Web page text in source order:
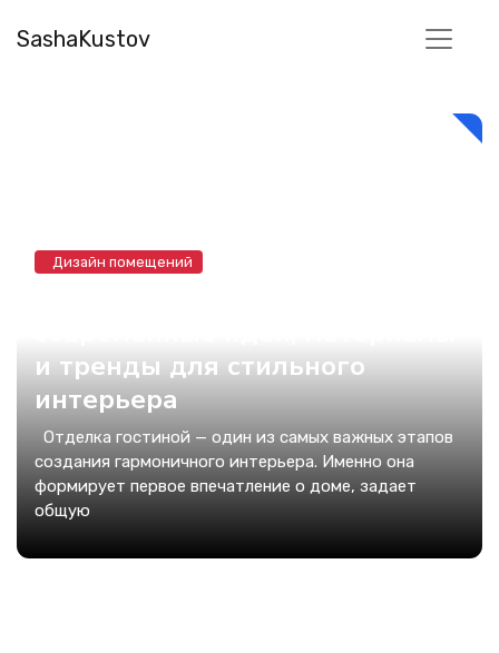
SashaKustov
Дизайн помещений
и тренды для стильного
интерьера
Отделка гостиной — один из самых важных этапов
создания гармоничного интерьера. Именно она
формирует первое впечатление о доме, задает
общую